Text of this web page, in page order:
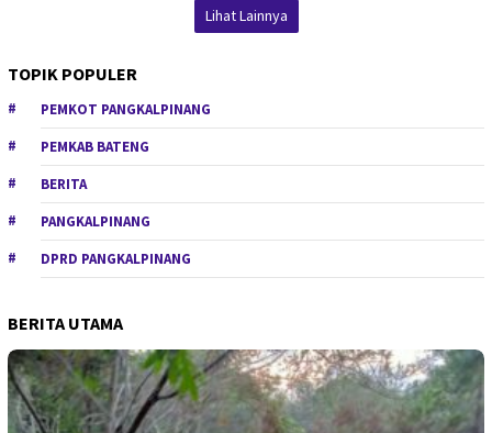
Lihat Lainnya
TOPIK POPULER
PEMKOT PANGKALPINANG
PEMKAB BATENG
BERITA
PANGKALPINANG
DPRD PANGKALPINANG
BERITA UTAMA